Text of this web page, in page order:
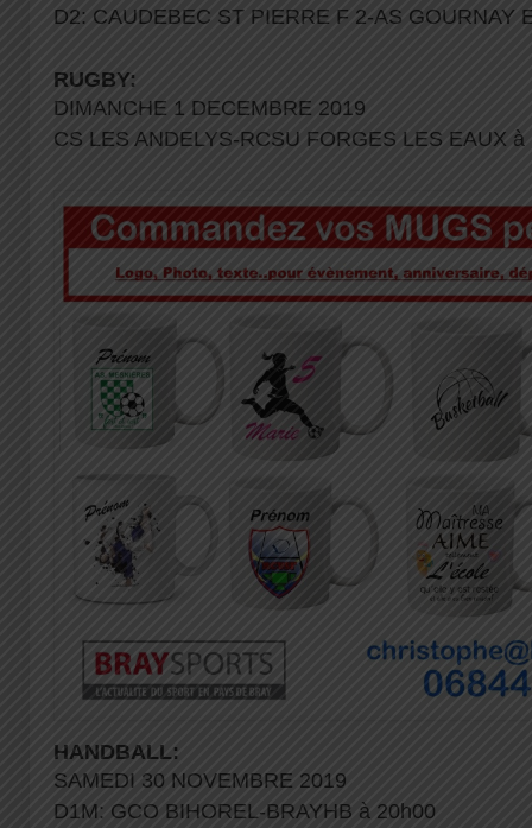
D2: CAUDEBEC ST PIERRE F 2-AS GOURNAY
RUGBY:
DIMANCHE 1 DECEMBRE 2019
CS LES ANDELYS-RCSU FORGES LES EAUX à
HANDBALL:
SAMEDI 30 NOVEMBRE 2019
D1M: GCO BIHOREL-BRAYHB à 20h00